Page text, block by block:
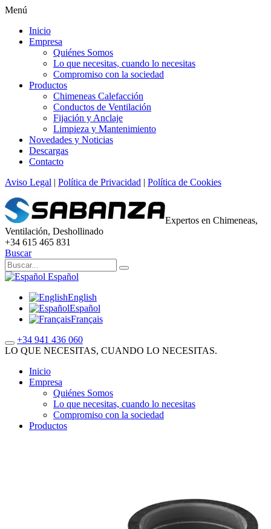
Menú
Inicio
Empresa
Quiénes Somos
Lo que necesitas, cuando lo necesitas
Compromiso con la sociedad
Productos
Chimeneas Calefacción
Conductos de Ventilación
Fijación y Anclaje
Limpieza y Mantenimiento
Novedades y Noticias
Descargas
Contacto
Aviso Legal | Política de Privacidad | Política de Cookies
Expertos en Chimeneas,
Ventilación, Deshollinado
+34 615 465 831
Buscar
Español
English
Español
Français
+34 941 436 060
LO QUE NECESITAS, CUANDO LO NECESITAS.
Inicio
Empresa
Quiénes Somos
Lo que necesitas, cuando lo necesitas
Compromiso con la sociedad
Productos